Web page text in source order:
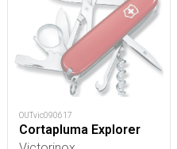
OUTvic090617
Cortapluma Explorer